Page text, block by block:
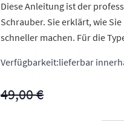
Diese Anleitung ist der
Schrauber. Sie erklärt, wie
schneller machen. Für die
Verfügbarkeit:lieferbar
49,00 €